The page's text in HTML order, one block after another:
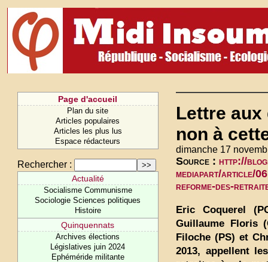
Page d'accueil
Plan du site
Articles populaires
Articles les plus lus
Espace rédacteurs
Rechercher :
Actualité
Socialisme Communisme
Sociologie Sciences politiques
Histoire
Quinquennats
Archives élections
Législatives juin 2024
Ephéméride militante
Lettre
non à
dimanche 17
Source : http://
mediapart/article/
reforme-des-
Eric Coquerel
Guillaume Floris
Filoche (PS) et
2013, appellent